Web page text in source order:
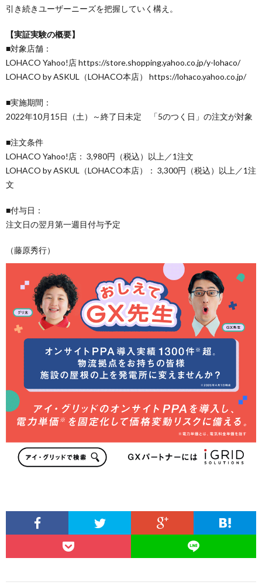
引き続きユーザーニーズを把握していく構え。
【実証実験の概要】
■対象店舗：
LOHACO Yahoo!店 https://store.shopping.yahoo.co.jp/y-lohaco/
LOHACO by ASKUL（LOHACO本店） https://lohaco.yahoo.co.jp/
■実施期間：
2022年10月15日（土）～終了日未定 「5のつく日」の注文が対象
■注文条件
LOHACO Yahoo!店： 3,980円（税込）以上／1注文
LOHACO by ASKUL（LOHACO本店）： 3,300円（税込）以上／1注
文
■付与日：
注文日の翌月第一週目付与予定
（藤原秀行）